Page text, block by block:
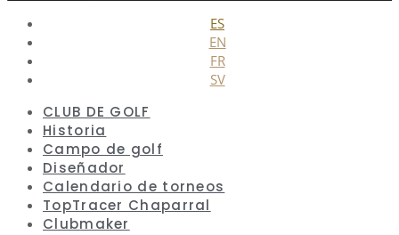
ES
EN
FR
SV
CLUB DE GOLF
Historia
Campo de golf
Diseñador
Calendario de torneos
TopTracer Chaparral
Clubmaker